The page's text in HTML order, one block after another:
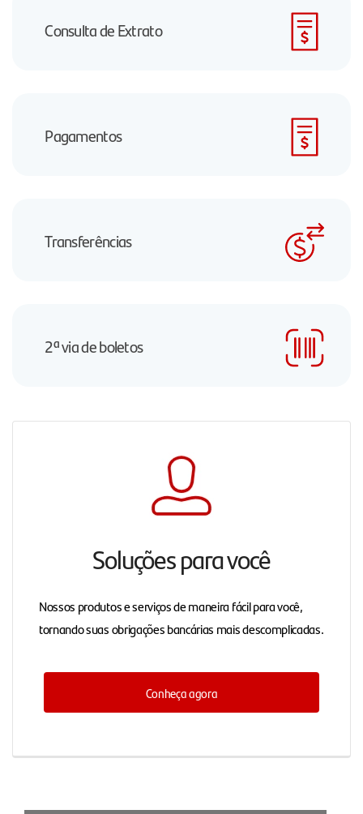
Consulta de Extrato
Pagamentos
Transferências
2ª via de boletos
Soluções para você
Nossos produtos e serviços de maneira fácil para você,
tornando suas obrigações bancárias mais descomplicadas.
Conheça agora